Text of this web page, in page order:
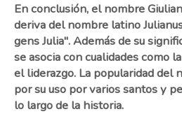
En conclusión, el nombre
deriva del nombre latino
gens Julia". Además de su
se asocia con cualidades como
el liderazgo. La popularidad del
por su uso por varios santos y
lo largo de la historia.